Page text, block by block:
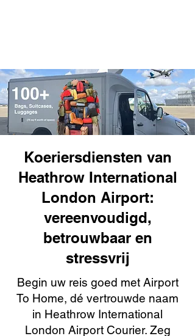
Koeriersdiensten van
Heathrow International
London Airport:
vereenvoudigd,
betrouwbaar en
stressvrij
Begin uw reis goed met Airport
To Home, dé vertrouwde naam
in Heathrow International
London Airport Courier. Zeg